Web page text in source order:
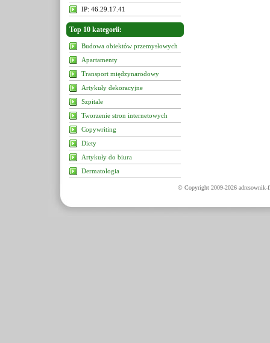
IP: 46.29.17.41
Top 10 kategorii:
Budowa obiektów przemysłowych
Apartamenty
Transport międzynarodowy
Artykuły dekoracyjne
Szpitale
Tworzenie stron internetowych
Copywriting
Diety
Artykuły do biura
Dermatologia
© Copyright 2009-2026